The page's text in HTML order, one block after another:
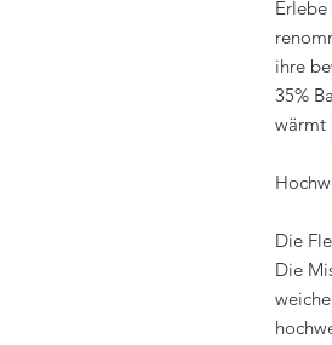
ihre
35%
wärmt
Die
Die